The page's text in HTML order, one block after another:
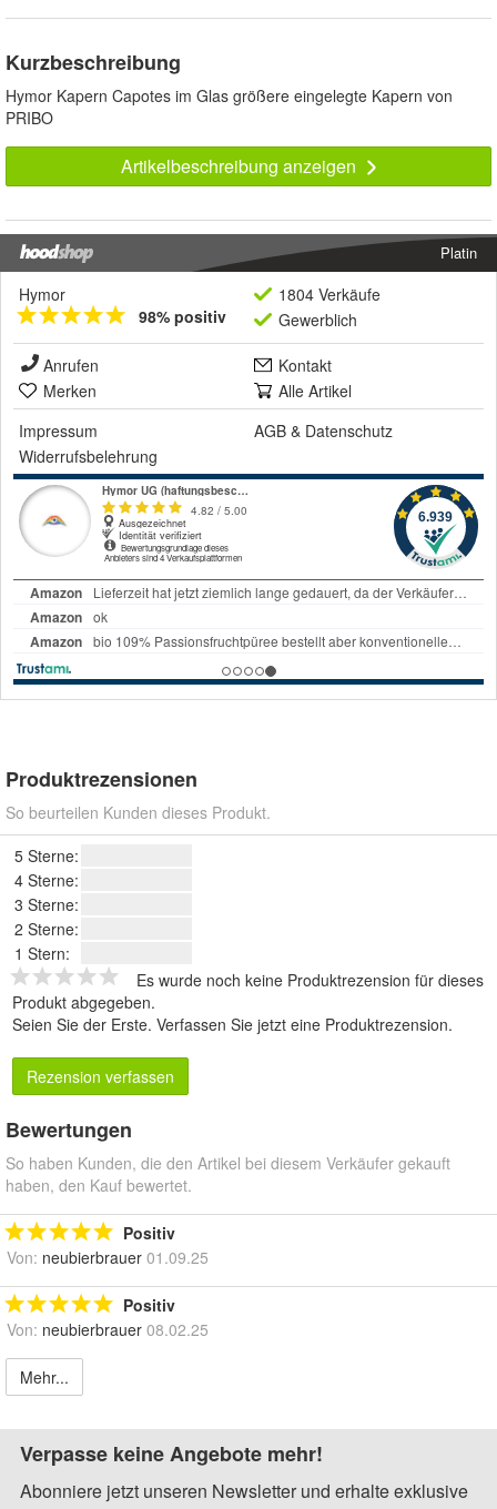
Kurzbeschreibung
Hymor Kapern Capotes im Glas größere eingelegte Kapern von
PRIBO
Artikelbeschreibung anzeigen
Platin
Hymor
98% positiv
1804 Verkäufe
Gewerblich
Anrufen
Kontakt
Merken
Alle Artikel
Impressum
AGB & Datenschutz
Widerrufsbelehrung
Produktrezensionen
So beurteilen Kunden dieses Produkt.
5 Sterne:
4 Sterne:
3 Sterne:
2 Sterne:
1 Stern:
Es wurde noch keine Produktrezension für dieses
Produkt abgegeben.
Seien Sie der Erste. Verfassen Sie jetzt eine Produktrezension.
Rezension verfassen
Bewertungen
So haben Kunden, die den Artikel bei diesem Verkäufer gekauft
haben, den Kauf bewertet.
Positiv
Von: neubierbrauer 01.09.25
Positiv
Von: neubierbrauer 08.02.25
Mehr...
Verpasse keine Angebote mehr!
Abonniere jetzt unseren Newsletter und erhalte exklusive